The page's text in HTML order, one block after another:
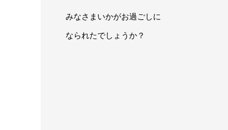
みなさまいかがお過ごしに
なられたでしょうか？